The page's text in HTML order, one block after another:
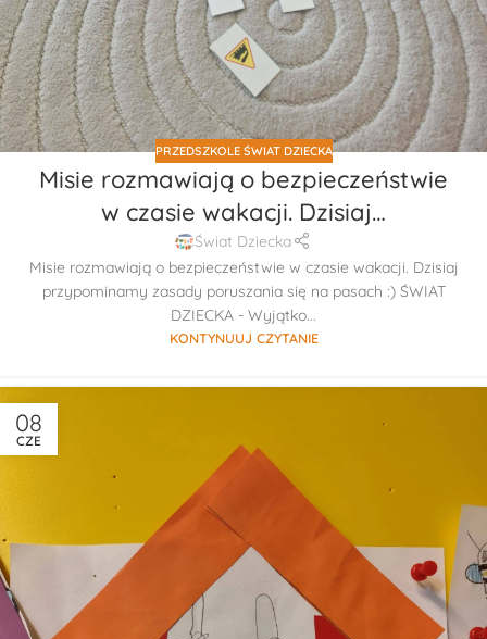
PRZEDSZKOLE ŚWIAT DZIECKA
Misie rozmawiają o bezpieczeństwie
w czasie wakacji. Dzisiaj…
Świat Dziecka
Misie rozmawiają o bezpieczeństwie w czasie wakacji. Dzisiaj
przypominamy zasady poruszania się na pasach :) ŚWIAT
DZIECKA - Wyjątko...
KONTYNUUJ CZYTANIE
08
CZE